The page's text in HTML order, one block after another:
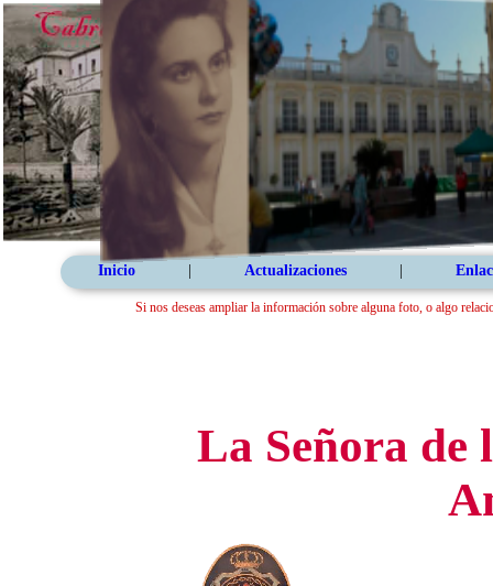
Inicio Actualizaciones
Si nos deseas ampliar la información sobre alguna foto, o algo
La Señora de